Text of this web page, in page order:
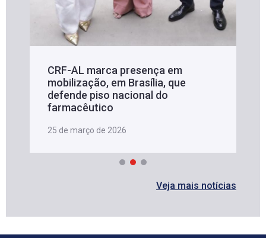
CRF-AL marca presença em
mobilização, em Brasília, que
defende piso nacional do
farmacêutico
25 de março de 2026
Veja mais notícias